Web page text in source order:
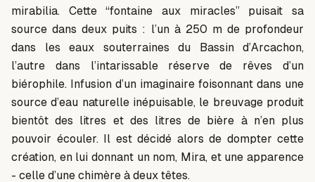
mirabilia. Cette “fontaine aux miracles” puisait sa
source dans deux puits : l’un à 250 m de profondeur
dans les eaux souterraines du Bassin d’Arcachon,
l’autre dans l’intarissable réserve de rêves d’un
biérophile. Infusion d’un imaginaire foisonnant dans une
source d’eau naturelle inépuisable, le breuvage produit
bientôt des litres et des litres de bière à n’en plus
pouvoir écouler. Il est décidé alors de dompter cette
création, en lui donnant un nom, Mira, et une apparence
- celle d’une chimère à deux têtes.